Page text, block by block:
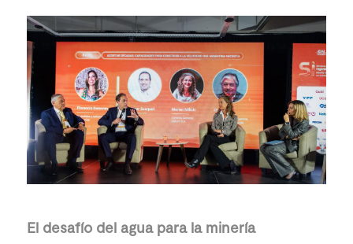
El desafío del agua para la minería